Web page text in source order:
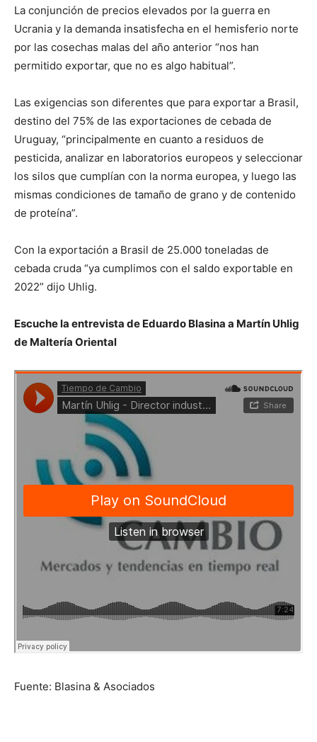
La conjunción de precios elevados por la guerra en
Ucrania y la demanda insatisfecha en el hemisferio norte
por las cosechas malas del año anterior “nos han
permitido exportar, que no es algo habitual”.
Las exigencias son diferentes que para exportar a Brasil,
destino del 75% de las exportaciones de cebada de
Uruguay, “principalmente en cuanto a residuos de
pesticida, analizar en laboratorios europeos y seleccionar
los silos que cumplían con la norma europea, y luego las
mismas condiciones de tamaño de grano y de contenido
de proteína”.
Con la exportación a Brasil de 25.000 toneladas de
cebada cruda “ya cumplimos con el saldo exportable en
2022” dijo Uhlig.
Escuche la entrevista de Eduardo Blasina a Martín Uhlig
de Maltería Oriental
Fuente: Blasina & Asociados